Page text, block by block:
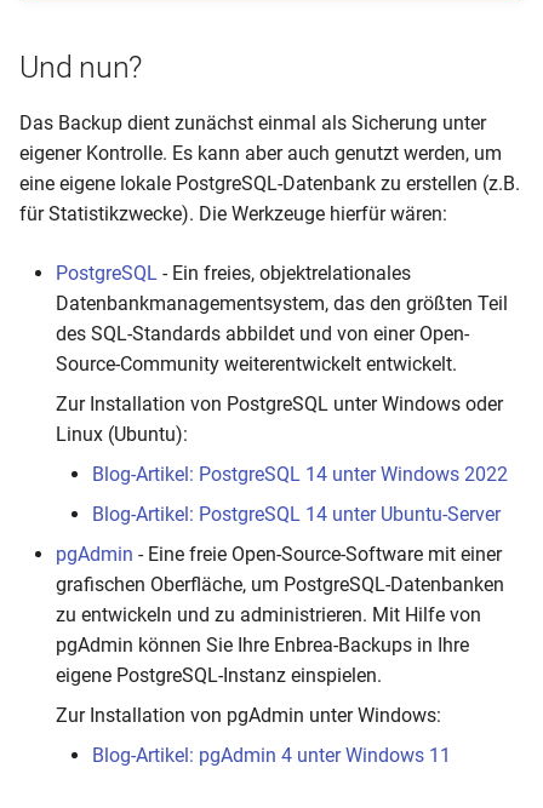
Und nun?
Das Backup dient zunächst einmal als Sicherung unter
eigener Kontrolle. Es kann aber auch genutzt werden, um
eine eigene lokale PostgreSQL-Datenbank zu erstellen (z.B.
für Statistikzwecke). Die Werkzeuge hierfür wären:
PostgreSQL - Ein freies, objektrelationales
Datenbankmanagementsystem, das den größten Teil
des SQL-Standards abbildet und von einer Open-
Source-Community weiterentwickelt entwickelt.
Zur Installation von PostgreSQL unter Windows oder
Linux (Ubuntu):
Blog-Artikel: PostgreSQL 14 unter Windows 2022
Blog-Artikel: PostgreSQL 14 unter Ubuntu-Server
pgAdmin - Eine freie Open-Source-Software mit einer
grafischen Oberfläche, um PostgreSQL-Datenbanken
zu entwickeln und zu administrieren. Mit Hilfe von
pgAdmin können Sie Ihre Enbrea-Backups in Ihre
eigene PostgreSQL-Instanz einspielen.
Zur Installation von pgAdmin unter Windows:
Blog-Artikel: pgAdmin 4 unter Windows 11